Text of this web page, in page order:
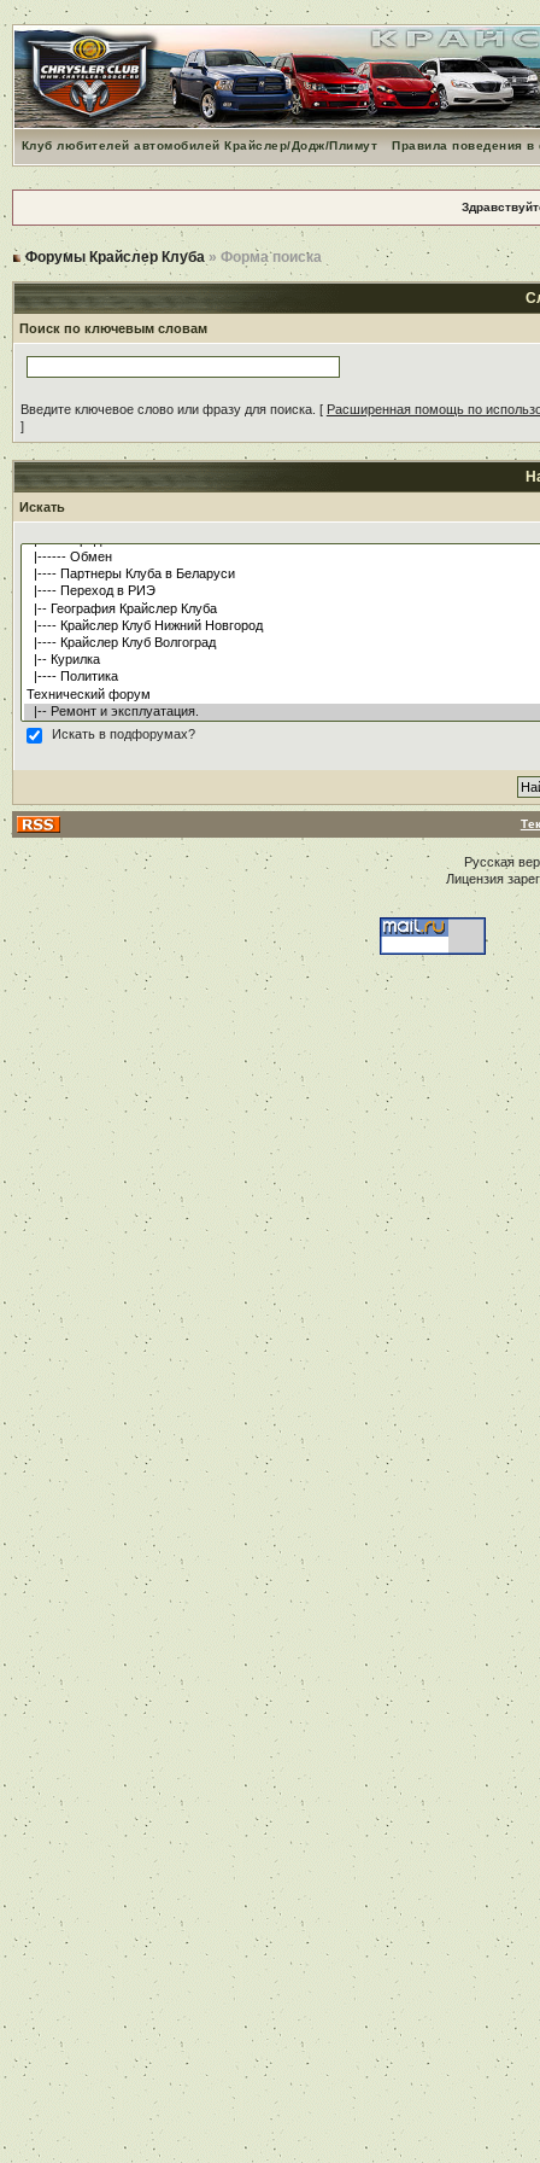
Клуб любителей автомобилей Крайслер/Додж/Плимут Правила поведения
Форумы Крайслер Клуба » Форма поиска
Поиск по ключевым словам
Введите ключевое слово или фразу для поиска. [ Расширенная помощь по
]
Искать
Искать в подфорумах?
Русская
Лицензия